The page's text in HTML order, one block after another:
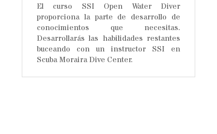
El curso SSI Open Water Diver
proporciona la parte de desarrollo de
conocimientos que necesitas.
Desarrollarás las habilidades restantes
buceando con un instructor SSI en
Scuba Moraira Dive Center.